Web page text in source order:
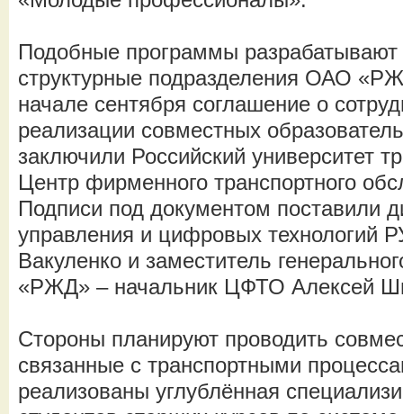
Подобные программы
структурные подразделения ОАО
начале сентября соглашение о
реализации совместных
заключили Российский университет
Центр фирменного транспортного
Подписи под документом поставили
управления и цифровых технологий
Вакуленко и заместитель
«РЖД» – начальник ЦФТО Алексей
Стороны планируют проводить
связанные с транспортными
реализованы углублённая